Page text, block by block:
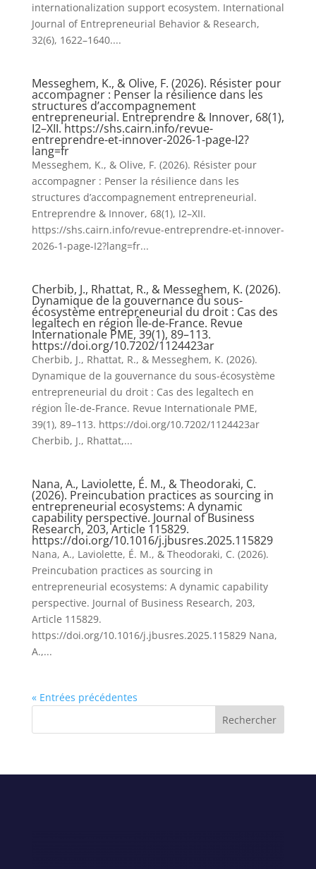
internationalization support ecosystem. International
Journal of Entrepreneurial Behavior & Research,
32(6), 1622–1640....
Messeghem, K., & Olive, F. (2026). Résister pour
accompagner : Penser la résilience dans les
structures d’accompagnement
entrepreneurial. Entreprendre & Innover, 68(1),
I2–XII. https://shs.cairn.info/revue-
entreprendre-et-innover-2026-1-page-I2?
lang=fr
Messeghem, K., & Olive, F. (2026). Résister pour
accompagner : Penser la résilience dans les
structures d’accompagnement entrepreneurial.
Entreprendre & Innover, 68(1), I2–XII.
https://shs.cairn.info/revue-entreprendre-et-innover-
2026-1-page-I2?lang=fr...
Cherbib, J., Rhattat, R., & Messeghem, K. (2026).
Dynamique de la gouvernance du sous-
écosystème entrepreneurial du droit : Cas des
legaltech en région Île-de-France. Revue
Internationale PME, 39(1), 89–113.
https://doi.org/10.7202/1124423ar
Cherbib, J., Rhattat, R., & Messeghem, K. (2026).
Dynamique de la gouvernance du sous-écosystème
entrepreneurial du droit : Cas des legaltech en
région Île-de-France. Revue Internationale PME,
39(1), 89–113. https://doi.org/10.7202/1124423ar
Cherbib, J., Rhattat,...
Nana, A., Laviolette, É. M., & Theodoraki, C.
(2026). Preincubation practices as sourcing in
entrepreneurial ecosystems: A dynamic
capability perspective. Journal of Business
Research, 203, Article 115829.
https://doi.org/10.1016/j.jbusres.2025.115829
Nana, A., Laviolette, É. M., & Theodoraki, C. (2026).
Preincubation practices as sourcing in
entrepreneurial ecosystems: A dynamic capability
perspective. Journal of Business Research, 203,
Article 115829.
https://doi.org/10.1016/j.jbusres.2025.115829 Nana,
A.,...
« Entrées précédentes
Rechercher